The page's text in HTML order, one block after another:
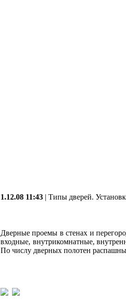
1.12.08 11:43 | Типы дверей.
Дверные проемы в стенах и
входные, внутрикомнатные,
По числу дверных полотен